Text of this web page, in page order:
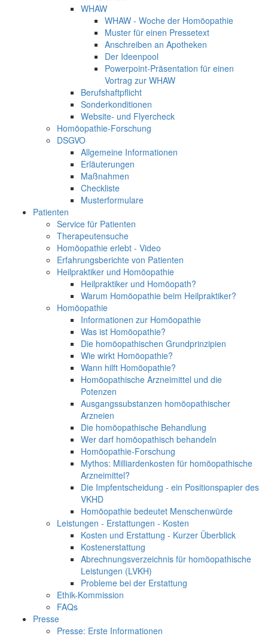
WHAW
WHAW - Woche der Homöopathie
Muster für einen Pressetext
Anschreiben an Apotheken
Der Ideenpool
Powerpoint-Präsentation für einen
Vortrag zur WHAW
Berufshaftpflicht
Sonderkonditionen
Website- und Flyercheck
Homöopathie-Forschung
DSGVO
Allgemeine Informationen
Erläuterungen
Maßnahmen
Checkliste
Musterformulare
Patienten
Service für Patienten
Therapeutensuche
Homöopathie erlebt - Video
Erfahrungsberichte von Patienten
Heilpraktiker und Homöopathie
Heilpraktiker und Homöopath?
Warum Homöopathie beim Heilpraktiker?
Homöopathie
Informationen zur Homöopathie
Was ist Homöopathie?
Die homöopathischen Grundprinzipien
Wie wirkt Homöopathie?
Wann hilft Homöopathie?
Homöopathische Arzneimittel und die
Potenzen
Ausgangssubstanzen homöopathischer
Arzneien
Die homöopathische Behandlung
Wer darf homöopathisch behandeln
Homöopathie-Forschung
Mythos: Milliardenkosten für homöopathische
Arzneimittel?
Die Impfentscheidung - ein Positionspapier des
VKHD
Homöopathie bedeutet Menschenwürde
Leistungen - Erstattungen - Kosten
Kosten und Erstattung - Kurzer Überblick
Kostenerstattung
Abrechnungsverzeichnis für homöopathische
Leistungen (LVKH)
Probleme bei der Erstattung
Ethik-Kommission
FAQs
Presse
Presse: Erste Informationen